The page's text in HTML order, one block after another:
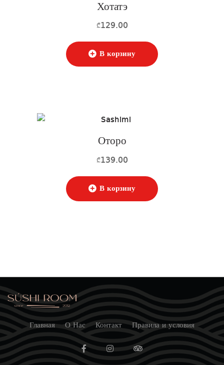
Хотатэ
₾129.00
В корзину
Оторо
₾139.00
В корзину
Главная О Нас Контакт Правила и условия